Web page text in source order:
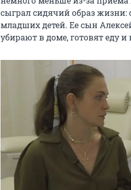
сыграл сидячий образ жизни:
младших детей. Ее сын
убирают в доме, готовят еду